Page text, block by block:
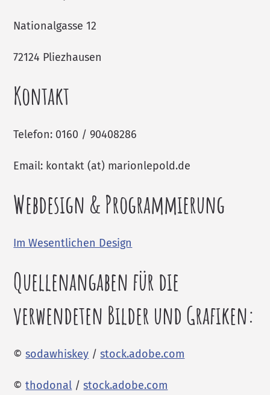
Nationalgasse 12
72124 Pliezhausen
Kontakt
Telefon: 0160 / 90408286
Email: kontakt (at) marionlepold.de
Webdesign & Programmierung
Im Wesentlichen Design
Quellenangaben für die
verwendeten Bilder und Grafiken:
©sodawhiskey /stock.adobe.com
©thodonal /stock.adobe.com